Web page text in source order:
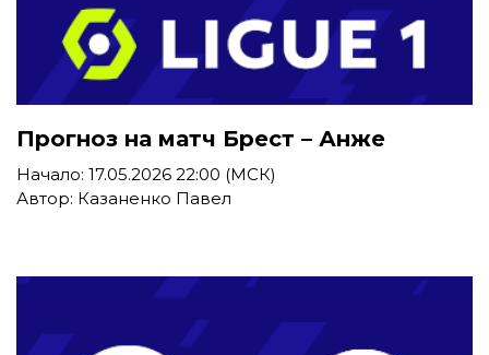
Прогноз на матч Брест – Анже
Начало: 17.05.2026 22:00 (МСК)
Автор: Казаненко Павел